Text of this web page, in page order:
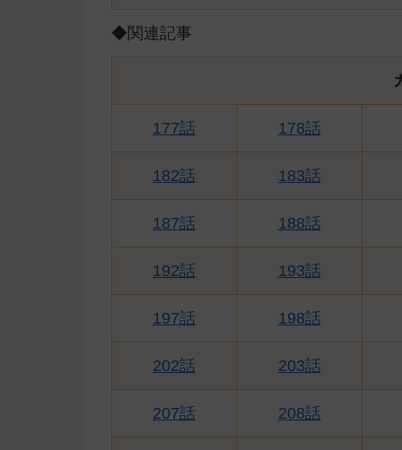
◆関連記事
177話 178話
182話 183話
187話 188話
192話 193話
197話 198話
202話 203話
207話 208話